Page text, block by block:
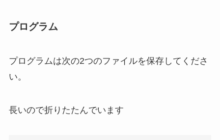
プログラム
プログラムは次の2つのファイルを保存してくださ
い。
長いので折りたたんでいます